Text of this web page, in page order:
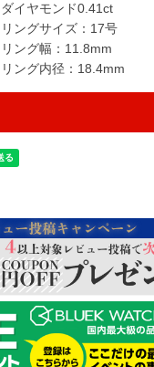
ダイヤモンド0.41ct
リングサイズ：17号
リング幅：11.8mm
リング内径：18.4mm